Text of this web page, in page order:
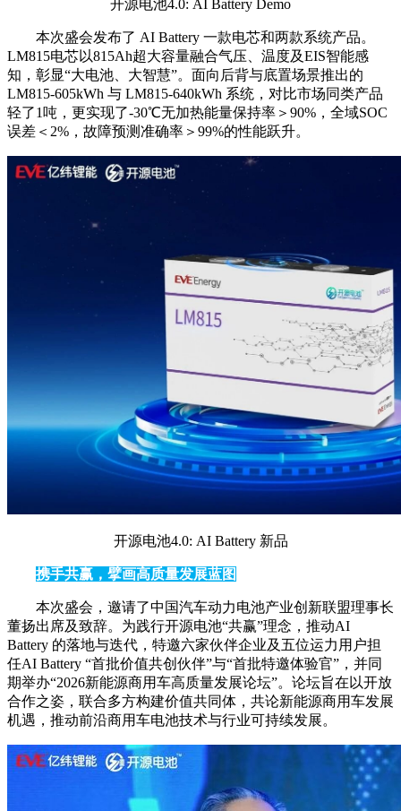
开源电池4.0: AI Battery Demo
本次盛会发布了 AI Battery 一款电芯和两款系统产品。
LM815电芯以815Ah超大容量融合气压、温度及EIS智能感
知，彰显“大电池、大智慧”。面向后背与底置场景推出的
LM815-605kWh 与 LM815-640kWh 系统，对比市场同类产品
轻了1吨，更实现了-30℃无加热能量保持率＞90%，全域SOC
误差＜2%，故障预测准确率＞99%的性能跃升。
开源电池4.0: AI Battery 新品
携手共赢，擘画高质量发展蓝图
本次盛会，邀请了中国汽车动力电池产业创新联盟理事长
董扬出席及致辞。为践行开源电池“共赢”理念，推动AI
Battery 的落地与迭代，特邀六家伙伴企业及五位运力用户担
任AI Battery “首批价值共创伙伴”与“首批特邀体验官”，并同
期举办“2026新能源商用车高质量发展论坛”。论坛旨在以开放
合作之姿，联合多方构建价值共同体，共论新能源商用车发展
机遇，推动前沿商用车电池技术与行业可持续发展。